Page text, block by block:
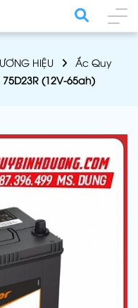
HIỆU
Ắc Quy
(12V-65ah)